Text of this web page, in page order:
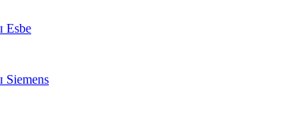
Esbe
Siemens